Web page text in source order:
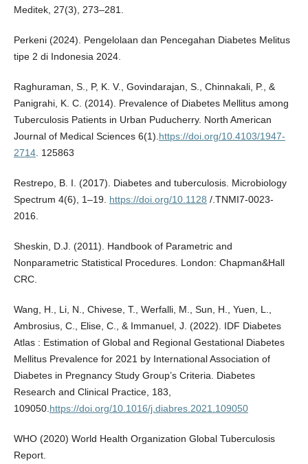
Meditek, 27(3), 273–281.
Perkeni (2024). Pengelolaan dan Pencegahan Diabetes Melitus
tipe 2 di Indonesia 2024.
Raghuraman, S., P, K. V., Govindarajan, S., Chinnakali, P., &
Panigrahi, K. C. (2014). Prevalence of Diabetes Mellitus among
Tuberculosis Patients in Urban Puducherry. North American
Journal of Medical Sciences 6(1).https://doi.org/10.4103/1947-
2714. 125863
Restrepo, B. I. (2017). Diabetes and tuberculosis. Microbiology
Spectrum 4(6), 1–19. https://doi.org/10.1128 /.TNMI7-0023-
2016.
Sheskin, D.J. (2011). Handbook of Parametric and
Nonparametric Statistical Procedures. London: Chapman&Hall
CRC.
Wang, H., Li, N., Chivese, T., Werfalli, M., Sun, H., Yuen, L.,
Ambrosius, C., Elise, C., & Immanuel, J. (2022). IDF Diabetes
Atlas : Estimation of Global and Regional Gestational Diabetes
Mellitus Prevalence for 2021 by International Association of
Diabetes in Pregnancy Study Group’s Criteria. Diabetes
Research and Clinical Practice, 183,
109050.https://doi.org/10.1016/j.diabres.2021.109050
WHO (2020) World Health Organization Global Tuberculosis
Report.